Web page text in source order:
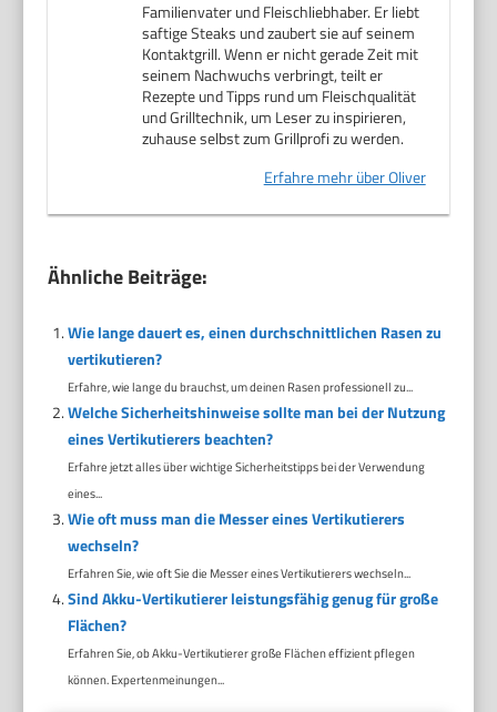
Familienvater und Fleischliebhaber. Er liebt
saftige Steaks und zaubert sie auf seinem
Kontaktgrill. Wenn er nicht gerade Zeit mit
seinem Nachwuchs verbringt, teilt er
Rezepte und Tipps rund um Fleischqualität
und Grilltechnik, um Leser zu inspirieren,
zuhause selbst zum Grillprofi zu werden.
Erfahre mehr über Oliver
Ähnliche Beiträge:
Wie lange dauert es, einen durchschnittlichen Rasen zu
vertikutieren?
Erfahre, wie lange du brauchst, um deinen Rasen professionell zu...
Welche Sicherheitshinweise sollte man bei der Nutzung
eines Vertikutierers beachten?
Erfahre jetzt alles über wichtige Sicherheitstipps bei der Verwendung
eines...
Wie oft muss man die Messer eines Vertikutierers
wechseln?
Erfahren Sie, wie oft Sie die Messer eines Vertikutierers wechseln...
Sind Akku-Vertikutierer leistungsfähig genug für große
Flächen?
Erfahren Sie, ob Akku-Vertikutierer große Flächen effizient pflegen
können. Expertenmeinungen...